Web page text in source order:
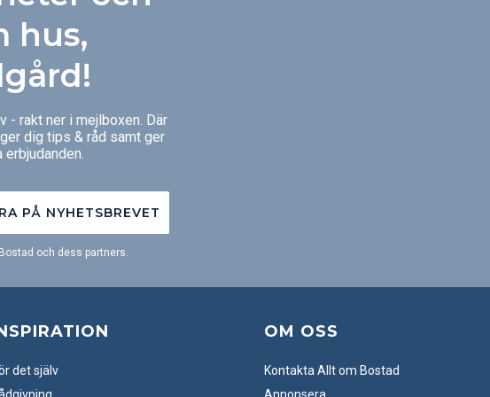
hus,
- rakt ner i mejlboxen. Där
dig tips & råd samt ger
PÅ NYHETSBREVET
och dess partners.
det själv
OM OSS
Kontakta Allt om Bostad